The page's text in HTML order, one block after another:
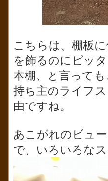
こちらは、棚板
を飾るのにピッ
本棚、と言って
持ち主のライフ
由ですね。
あこがれのビュ
で、いろいろな